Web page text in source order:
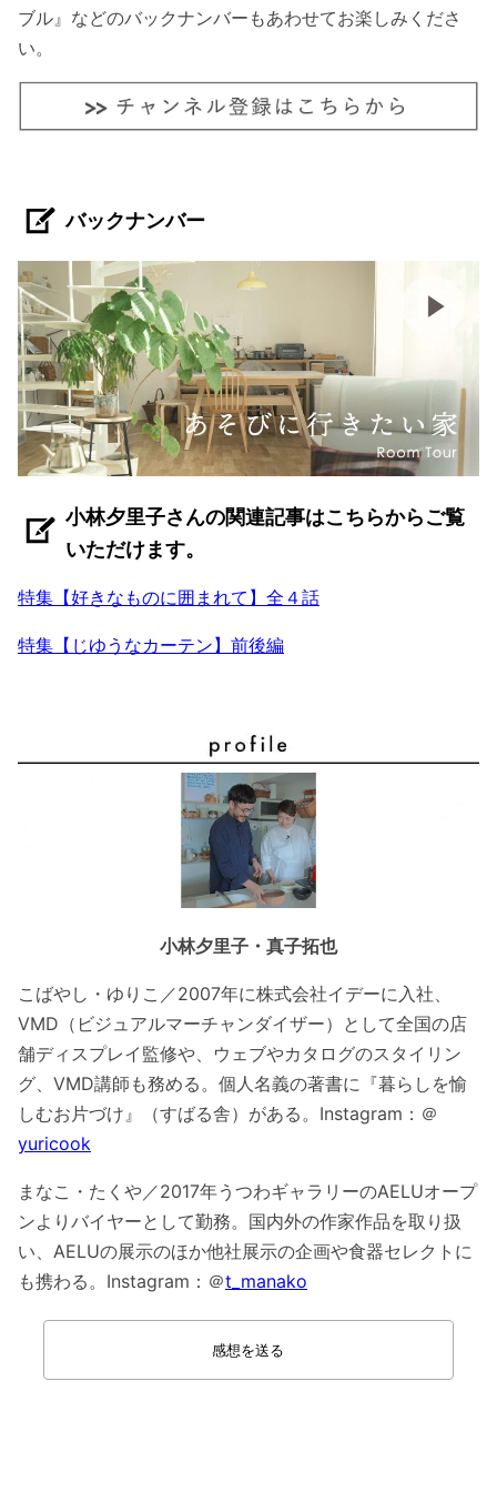
ブル』などのバックナンバーもあわせてお楽しみくださ
い。
バックナンバー
小林夕里子さんの関連記事はこちらからご覧
いただけます。
特集【好きなものに囲まれて】全４話
特集【じゆうなカーテン】前後編
小林夕里子・真子拓也
こばやし・ゆりこ／2007年に株式会社イデーに入社、
VMD（ビジュアルマーチャンダイザー）として全国の店
舗ディスプレイ監修や、ウェブやカタログのスタイリン
グ、VMD講師も務める。個人名義の著書に『暮らしを愉
しむお片づけ』（すばる舎）がある。Instagram ：＠
yuricook
まなこ・たくや／2017年うつわギャラリーのAELUオープ
ンよりバイヤーとして勤務。国内外の作家作品を取り扱
い、AELUの展示のほか他社展示の企画や食器セレクトに
も携わる。Instagram ：＠t_manako
感想を送る